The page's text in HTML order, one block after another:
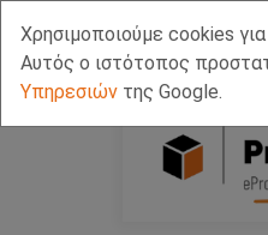
Χρησιμοποιούμε cookies
Αυτός ο ιστότοπος
Υπηρεσιών της Google.
Call Us